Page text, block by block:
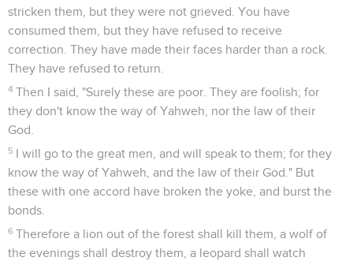
stricken them, but they were not grieved. You have
consumed them, but they have refused to receive
correction. They have made their faces harder than a rock.
They have refused to return.
4 Then I said, "Surely these are poor. They are foolish; for
they don't know the way of Yahweh, nor the law of their
God.
5 I will go to the great men, and will speak to them; for they
know the way of Yahweh, and the law of their God." But
these with one accord have broken the yoke, and burst the
bonds.
6 Therefore a lion out of the forest shall kill them, a wolf of
the evenings shall destroy them, a leopard shall watch